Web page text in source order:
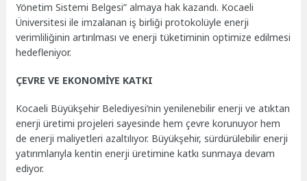
Yönetim Sistemi Belgesi” almaya hak kazandı. Kocaeli
Üniversitesi ile imzalanan iş birliği protokolüyle enerji
verimliliğinin artırılması ve enerji tüketiminin optimize edilmesi
hedefleniyor.
ÇEVRE VE EKONOMİYE KATKI
Kocaeli Büyükşehir Belediyesi’nin yenilenebilir enerji ve atıktan
enerji üretimi projeleri sayesinde hem çevre korunuyor hem
de enerji maliyetleri azaltılıyor. Büyükşehir, sürdürülebilir enerji
yatırımlarıyla kentin enerji üretimine katkı sunmaya devam
ediyor.